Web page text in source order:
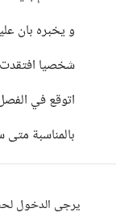
و يخبره بان
شخصيا افتقدت
اتوقع في
بالمناسبة متى
يرجى الدخول